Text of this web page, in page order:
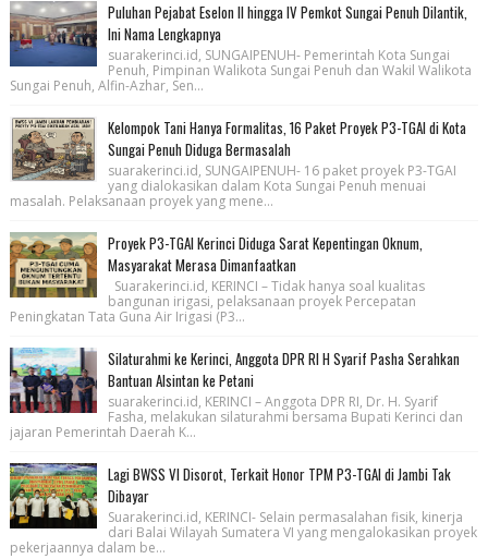
Puluhan Pejabat Eselon II hingga IV Pemkot Sungai Penuh Dilantik,
Ini Nama Lengkapnya
suarakerinci.id, SUNGAIPENUH- Pemerintah Kota Sungai
Penuh, Pimpinan Walikota Sungai Penuh dan Wakil Walikota
Sungai Penuh, Alfin-Azhar, Sen...
Kelompok Tani Hanya Formalitas, 16 Paket Proyek P3-TGAI di Kota
Sungai Penuh Diduga Bermasalah
suarakerinci.id, SUNGAIPENUH- 16 paket proyek P3-TGAI
yang dialokasikan dalam Kota Sungai Penuh menuai
masalah. Pelaksanaan proyek yang mene...
Proyek P3-TGAI Kerinci Diduga Sarat Kepentingan Oknum,
Masyarakat Merasa Dimanfaatkan
Suarakerinci.id, KERINCI – Tidak hanya soal kualitas
bangunan irigasi, pelaksanaan proyek Percepatan
Peningkatan Tata Guna Air Irigasi (P3...
Silaturahmi ke Kerinci, Anggota DPR RI H Syarif Pasha Serahkan
Bantuan Alsintan ke Petani
suarakerinci.id, KERINCI – Anggota DPR RI, Dr. H. Syarif
Fasha, melakukan silaturahmi bersama Bupati Kerinci dan
jajaran Pemerintah Daerah K...
Lagi BWSS VI Disorot, Terkait Honor TPM P3-TGAI di Jambi Tak
Dibayar
Suarakerinci.id, KERINCI- Selain permasalahan fisik, kinerja
dari Balai Wilayah Sumatera VI yang mengalokasikan proyek
pekerjaannya dalam be...